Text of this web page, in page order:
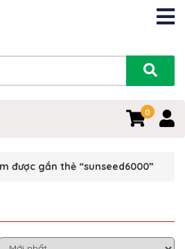
0
được gắn thẻ “sunseed6000”